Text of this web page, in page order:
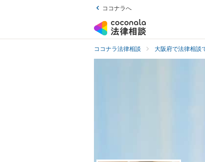
ココナラへ
ココナラ法律相談 大阪府で法律相談